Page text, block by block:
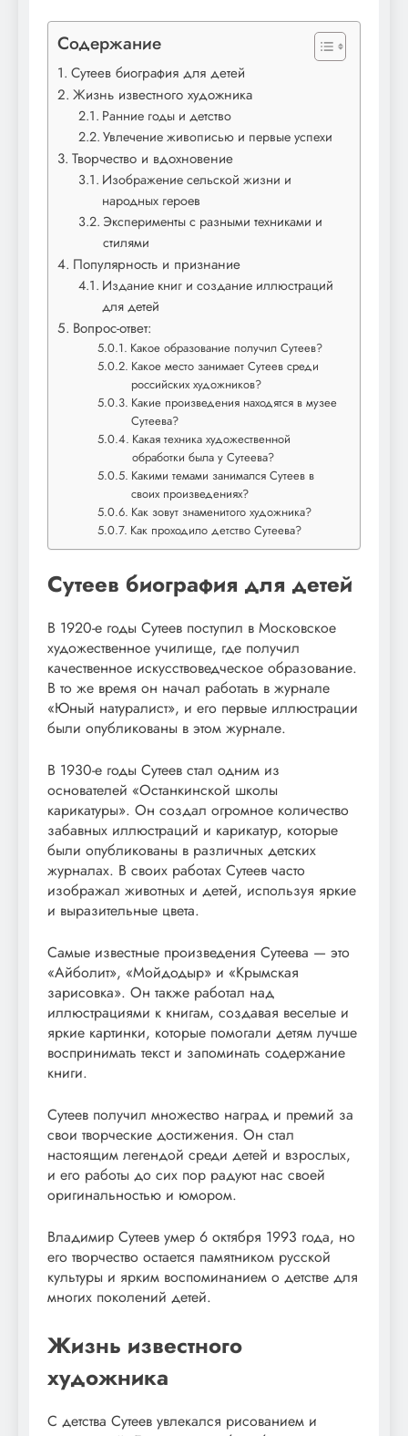
Содержание
Сутеев биография для детей
Жизнь известного художника
Ранние годы и детство
Увлечение живописью и первые успехи
Творчество и вдохновение
Изображение сельской жизни и
народных героев
Эксперименты с разными техниками и
стилями
Популярность и признание
Издание книг и создание иллюстраций
для детей
Вопрос-ответ:
Какое образование получил Сутеев?
Какое место занимает Сутеев среди
российских художников?
Какие произведения находятся в музее
Сутеева?
Какая техника художественной
обработки была у Сутеева?
Какими темами занимался Сутеев в
своих произведениях?
Как зовут знаменитого художника?
Как проходило детство Сутеева?
Сутеев биография для детей
В 1920-е годы Сутеев поступил в Московское
художественное училище, где получил
качественное искусствоведческое образование.
В то же время он начал работать в журнале
«Юный натуралист», и его первые иллюстрации
были опубликованы в этом журнале.
В 1930-е годы Сутеев стал одним из
основателей «Останкинской школы
карикатуры». Он создал огромное количество
забавных иллюстраций и карикатур, которые
были опубликованы в различных детских
журналах. В своих работах Сутеев часто
изображал животных и детей, используя яркие
и выразительные цвета.
Самые известные произведения Сутеева — это
«Айболит», «Мойдодыр» и «Крымская
зарисовка». Он также работал над
иллюстрациями к книгам, создавая веселые и
яркие картинки, которые помогали детям лучше
воспринимать текст и запоминать содержание
книги.
Сутеев получил множество наград и премий за
свои творческие достижения. Он стал
настоящим легендой среди детей и взрослых,
и его работы до сих пор радуют нас своей
оригинальностью и юмором.
Владимир Сутеев умер 6 октября 1993 года, но
его творчество остается памятником русской
культуры и ярким воспоминанием о детстве для
многих поколений детей.
Жизнь известного
художника
С детства Сутеев увлекался рисованием и